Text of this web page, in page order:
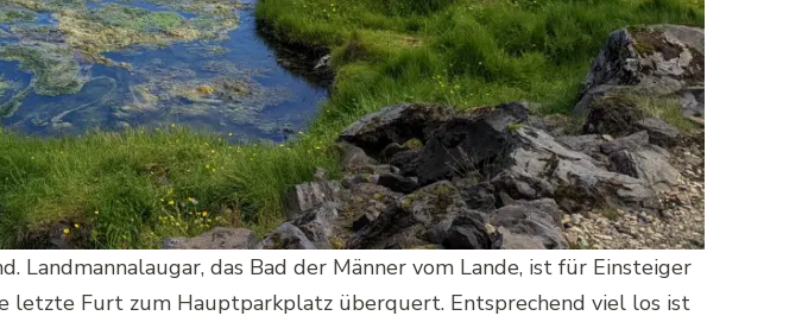
Landmannalaugar, das Bad der Männer vom Lande, ist für Einsteiger
letzte Furt zum Hauptparkplatz überquert. Entsprechend viel los ist